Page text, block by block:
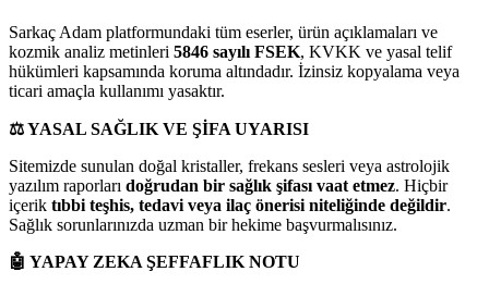
Sarkaç Adam platformundaki tüm eserler, ürün açıklamaları ve
kozmik analiz metinleri 5846 sayılı FSEK, KVKK ve yasal telif
hükümleri kapsamında koruma altındadır. İzinsiz kopyalama veya
ticari amaçla kullanımı yasaktır.
⚖️YASAL SAĞLIK VE ŞİFA UYARISI
Sitemizde sunulan doğal kristaller, frekans sesleri veya astrolojik
yazılım raporları doğrudan bir sağlık şifası vaat etmez. Hiçbir
içerik tıbbi teşhis, tedavi veya ilaç önerisi niteliğinde değildir.
Sağlık sorunlarınızda uzman bir hekime başvurmalısınız.
🤖 YAPAY ZEKA ŞEFFAFLIK NOTU